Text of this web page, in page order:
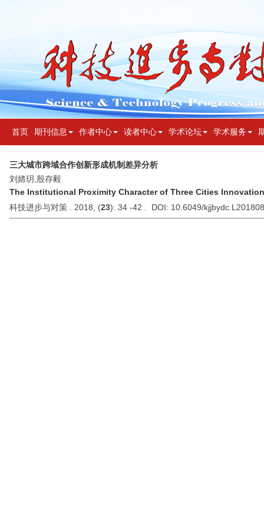
首页 期刊信息 作者中心 读者中心 学术论坛 学术服务
三大城市跨域合作创新形成机制差异分析
刘婧玥,殷存毅
The Institutional Proximity Character of Three Cities
科技进步与对策 . 2018, (23): 34 -42 . DOI: 10.6049/